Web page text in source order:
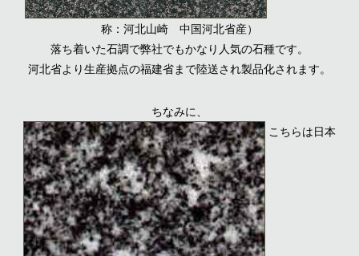
称：河北山崎 中国河北省産）
落ち着いた石調で弊社でもかなり人気の石種です。
河北省より生産拠点の福建省まで陸送され製品化されます。
ちなみに、
こちらは日本